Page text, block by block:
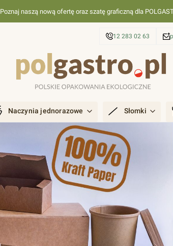
Poznaj naszą nową ofertę oraz szatę graficzną dla
12 283 02 63
Naczynia jednorazowe Słomki